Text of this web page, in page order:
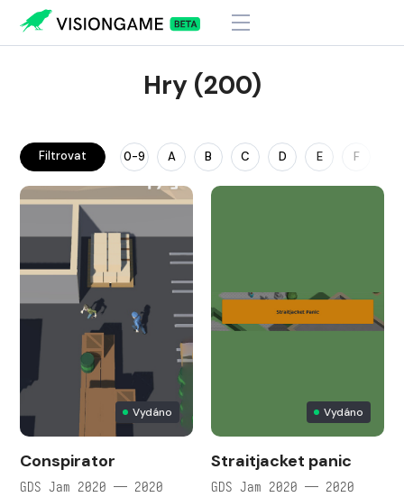
Hry (200)
Filtrovat 0-9 A B C D E F
Vydáno
Conspirator
GDS Jam 2020 — 2020
Vydáno
Straitjacket panic
GDS Jam 2020 — 2020